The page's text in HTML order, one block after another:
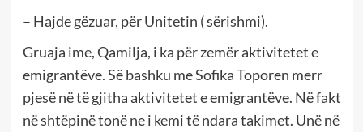
– Hajde gëzuar, për Unitetin ( sërishmi).
Gruaja ime, Qamilja, i ka për zemër aktivitetet e
emigrantëve. Së bashku me Sofika Toporen merr
pjesë në të gjitha aktivitetet e emigrantëve. Në fakt
në shtëpinë tonë ne i kemi të ndara takimet. Unë në